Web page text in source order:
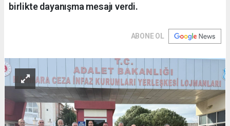
birlikte dayanışma mesajı verdi.
ABONE OL